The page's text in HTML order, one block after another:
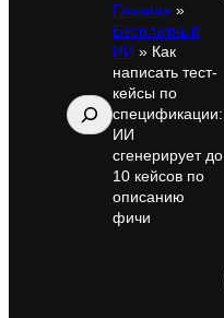
Поиск
Главная »
Бесплатный
ИИ » Как
написать тест-
кейсы по
спецификации:
ИИ
сгенерирует до
10 кейсов по
описанию
фичи